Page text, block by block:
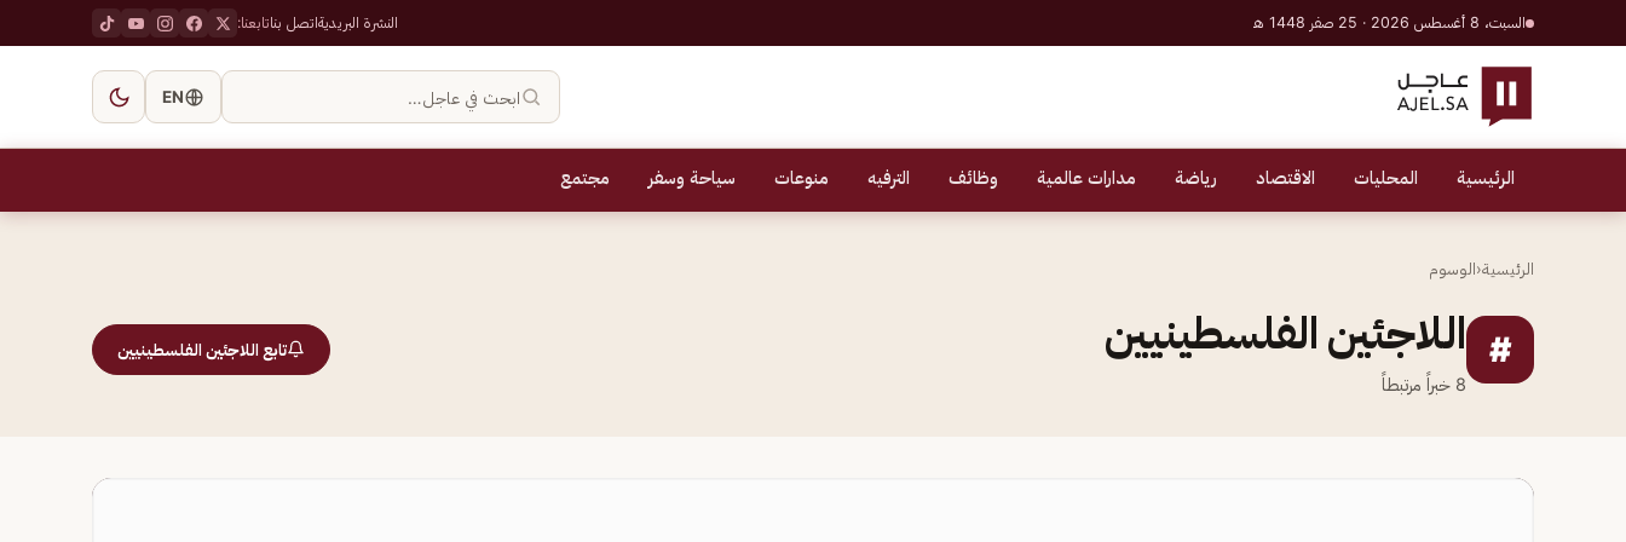
السبت، 8 أغسطس 2026 · 25 صفر 1448 هـ النشرة البريديةاتصل بناتابعنا:
ابحث في عاجل… EN
الرئيسية المحليات الاقتصاد رياضة مدارات عالمية وظائف الترفيه منوعات سياحة وسفر مجتمع
الرئيسية‹الوسوم
# اللاجئين الفلسطينيين
8 خبراً مرتبطاً
تابع اللاجئين الفلسطينيين